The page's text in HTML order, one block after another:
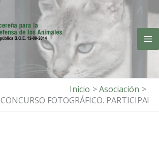
Inicio
Asociación
CONCURSO FOTOGRÁFICO. PARTICIPA!